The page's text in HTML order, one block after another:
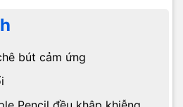
bút cảm ứng